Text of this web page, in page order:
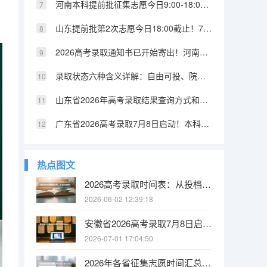
河南本科提前批征集志愿今日9:00-18:00填报！35所高校仍有余额
山东提前批第2次志愿今日18:00截止！7月16日可查录取结果
2026高考录取通知书已开始寄出！河南7月12日起陆续发放，高峰在7月下旬至8月中旬
录取状态六种含义详解：自由可投、院校在阅分别代表什么？
山东省2026年高考录取结果查询方式和时间公布！短信推送与官网同步
广东省2026高考录取7月8日启动！本科批7月17日起投档，7月25日征集志愿
热点图文
2026高考录取时间表：从投档到收到录取通知书全程解析
2026-06-02 12:39:18
安徽省2026高考录取7月8日启动！本科提前批7月12日投档，征集志愿7月15日开始
2026-07-01 17:04:50
2026年各省征集志愿时间汇总：河南7月13日、安徽7月15日、河北7月11日，滑档考生请关注